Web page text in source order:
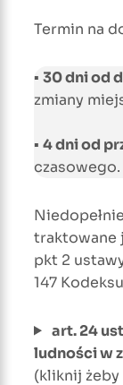
Termin na
▪ 30 dni od
zmiany
▪ 4 dni od
czasowego.
traktowane
pkt 2
147
art. 24
ludności w
(kliknij